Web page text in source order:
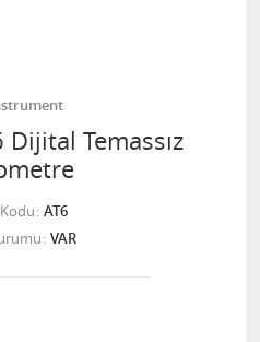
Temassız
AT6
VAR